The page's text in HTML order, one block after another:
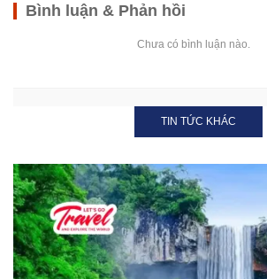
Bình luận & Phản hồi
Chưa có bình luận nào.
TIN TỨC KHÁC